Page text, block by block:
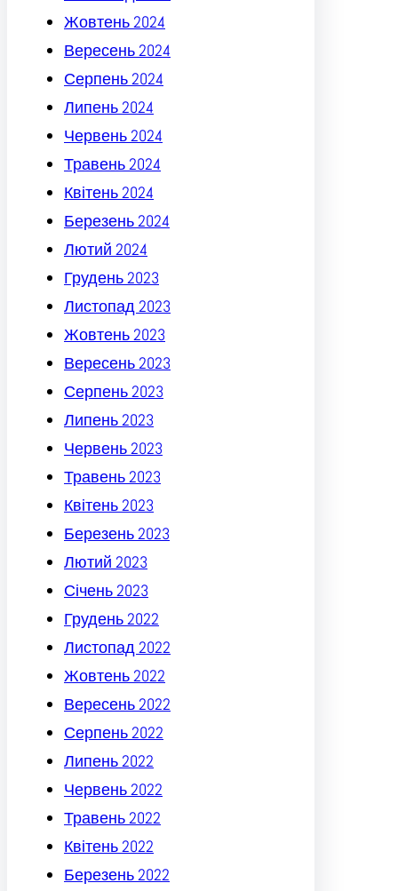
Жовтень 2024
Вересень 2024
Серпень 2024
Липень 2024
Червень 2024
Травень 2024
Квітень 2024
Березень 2024
Лютий 2024
Грудень 2023
Листопад 2023
Жовтень 2023
Вересень 2023
Серпень 2023
Липень 2023
Червень 2023
Травень 2023
Квітень 2023
Березень 2023
Лютий 2023
Січень 2023
Грудень 2022
Листопад 2022
Жовтень 2022
Вересень 2022
Серпень 2022
Липень 2022
Червень 2022
Травень 2022
Квітень 2022
Березень 2022